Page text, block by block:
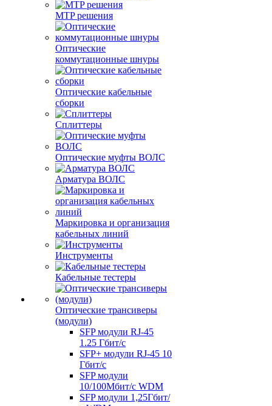
MTP решения
Оптические
коммутационные шнуры
Оптические кабельные
сборки
Сплиттеры
Оптические муфты ВОЛС
Арматура ВОЛС
Маркировка и организация
кабельных линий
Инструменты
Кабельные тестеры
Оптические трансиверы
(модули)
SFP модули RJ-45
1.25 Гбит/c
SFP+ модули RJ-45 10
Гбит/c
SFP модули
10/100Мбит/с WDM
SFP модули 1,25Гбит/